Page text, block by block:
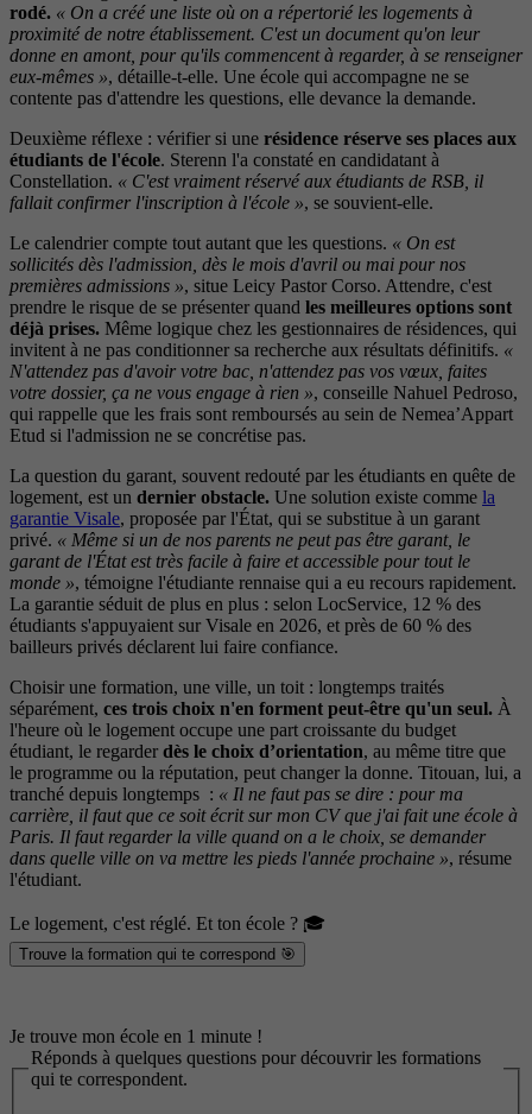
rodé. « On a créé une liste où on a répertorié les logements à
proximité de notre établissement. C'est un document qu'on leur
donne en amont, pour qu'ils commencent à regarder, à se renseigner
eux-mêmes », détaille-t-elle. Une école qui accompagne ne se
contente pas d'attendre les questions, elle devance la demande.
Deuxième réflexe : vérifier si une résidence réserve ses places aux
étudiants de l'école. Sterenn l'a constaté en candidatant à
Constellation. « C'est vraiment réservé aux étudiants de RSB, il
fallait confirmer l'inscription à l'école », se souvient-elle.
Le calendrier compte tout autant que les questions. « On est
sollicités dès l'admission, dès le mois d'avril ou mai pour nos
premières admissions », situe Leicy Pastor Corso. Attendre, c'est
prendre le risque de se présenter quand les meilleures options sont
déjà prises. Même logique chez les gestionnaires de résidences, qui
invitent à ne pas conditionner sa recherche aux résultats définitifs. «
N'attendez pas d'avoir votre bac, n'attendez pas vos vœux, faites
votre dossier, ça ne vous engage à rien », conseille Nahuel Pedroso,
qui rappelle que les frais sont remboursés au sein de Nemea’Appart
Etud si l'admission ne se concrétise pas.
La question du garant, souvent redouté par les étudiants en quête de
logement, est un dernier obstacle. Une solution existe comme la
garantie Visale, proposée par l'État, qui se substitue à un garant
privé. « Même si un de nos parents ne peut pas être garant, le
garant de l'État est très facile à faire et accessible pour tout le
monde », témoigne l'étudiante rennaise qui a eu recours rapidement.
La garantie séduit de plus en plus : selon LocService, 12 % des
étudiants s'appuyaient sur Visale en 2026, et près de 60 % des
bailleurs privés déclarent lui faire confiance.
Choisir une formation, une ville, un toit : longtemps traités
séparément, ces trois choix n'en forment peut-être qu'un seul. À
l'heure où le logement occupe une part croissante du budget
étudiant, le regarder dès le choix d’orientation, au même titre que
le programme ou la réputation, peut changer la donne. Titouan, lui, a
tranché depuis longtemps : « Il ne faut pas se dire : pour ma
carrière, il faut que ce soit écrit sur mon CV que j'ai fait une école à
Paris. Il faut regarder la ville quand on a le choix, se demander
dans quelle ville on va mettre les pieds l'année prochaine », résume
l'étudiant.
Le logement, c'est réglé. Et ton école ? 🎓
Trouve la formation qui te correspond 🎯
Je trouve mon école en 1 minute !
Réponds à quelques questions pour découvrir les formations
qui te correspondent.